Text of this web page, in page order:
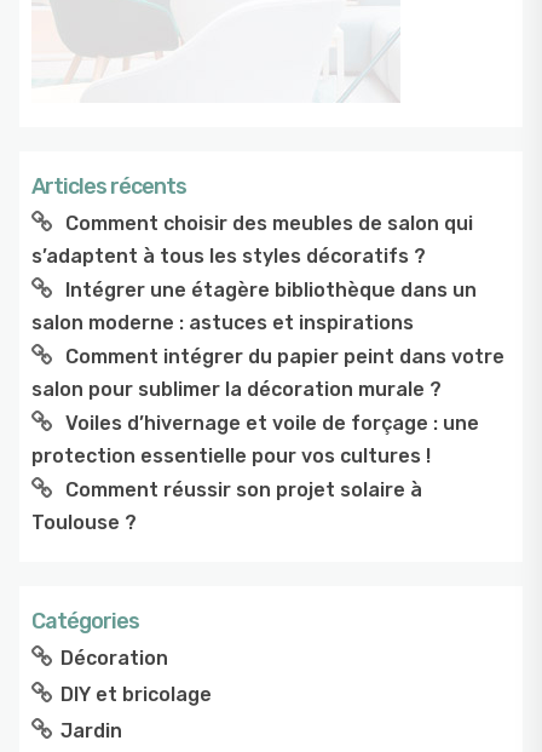
Articles récents
Comment choisir des meubles de salon qui
s’adaptent à tous les styles décoratifs ?
Intégrer une étagère bibliothèque dans un
salon moderne : astuces et inspirations
Comment intégrer du papier peint dans votre
salon pour sublimer la décoration murale ?
Voiles d’hivernage et voile de forçage : une
protection essentielle pour vos cultures !
Comment réussir son projet solaire à
Toulouse ?
Catégories
Décoration
DIY et bricolage
Jardin